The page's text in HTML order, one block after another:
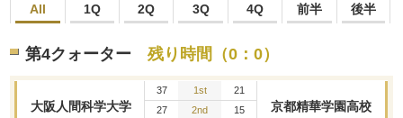
All 1Q 2Q 3Q 4Q 前半 後半
第4クォーター残り時間（0：0）
大阪人間科学大学
37 1st 21
京都精華学園高校
27 2nd
15